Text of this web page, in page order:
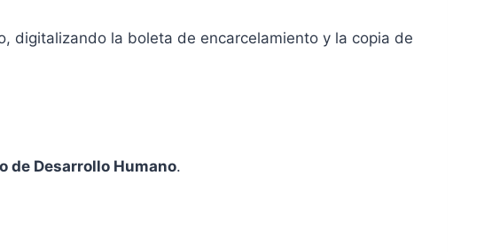
digitalizando la boleta de encarcelamiento y la copia de
de Desarrollo Humano.